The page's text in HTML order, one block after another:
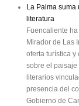
La Palma
literatura
Fuencaliente
Mirador de Las
oferta turística
sobre el paisaje
literarios
presencia del
Gobierno de